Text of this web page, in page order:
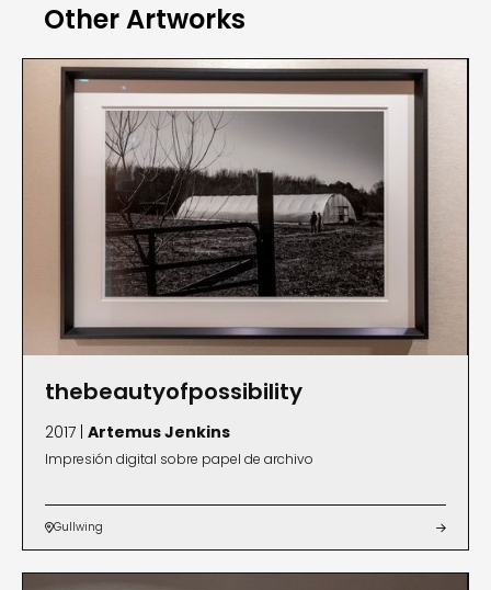
por sus proyectos documentales y series web,
Documentary y If You Know the Words, Feel Free,
una película de 2015 sobre experiencias de vida
compartidas en todas las culturas, creada bajo
su compañía productora, Christmas en julio de
1982. Sus imágenes, que han sido presentadas en
Notch8 Gallery, Atlanta, Georgia, documentan
constructos sociales, dinámicas familiares y la
vida cotidiana dentro de la ciudad. Jenkins recibió
un B.A. de la Universidad de Tuskegee en Alabama.
Other Artworks
thebeautyofpossibility
2017 | Artemus Jenkins
Impresión digital sobre papel de archivo
Gullwing 